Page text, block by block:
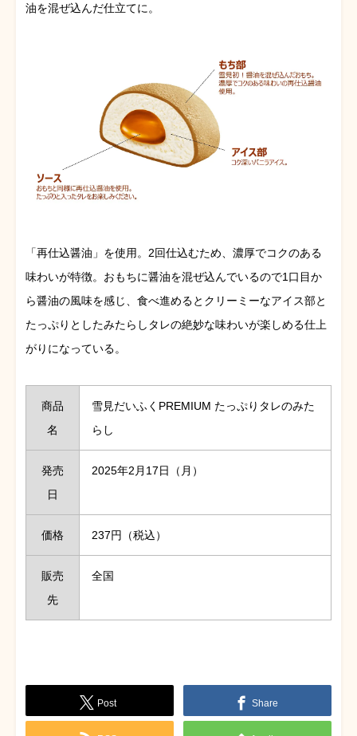
油を混ぜ込んだ仕立てに。
「再仕込醤油」を使用。2回仕込むため、濃厚でコクのある
味わいが特徴。 おもちに醤油を混ぜ込んでいるので1口目か
ら醤油の風味を感じ、食べ進めるとクリーミーなアイス部と
たっぷりとしたみたらしタレの絶妙な味わいが楽しめる仕上
がりになっている。
商品
名
雪見だいふくPREMIUM たっぷりタレのみた
らし
発売
日
2025年2月17日（月）
価格 237円（税込）
販売
先
全国
Post Share